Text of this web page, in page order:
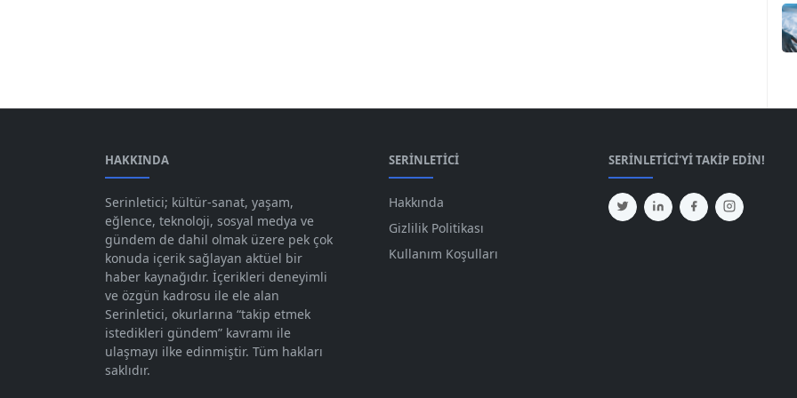
HAKKINDA
Serinletici; kültür-sanat, yaşam,
eğlence, teknoloji, sosyal medya ve
gündem de dahil olmak üzere pek çok
konuda içerik sağlayan aktüel bir
haber kaynağıdır. İçerikleri deneyimli
ve özgün kadrosu ile ele alan
Serinletici, okurlarına “takip etmek
istedikleri gündem” kavramı ile
ulaşmayı ilke edinmiştir. Tüm hakları
saklıdır.
SERINLETICI
Hakkında
Gizlilik Politikası
Kullanım Koşulları
SERINLETICI'YI TAKIP EDIN!